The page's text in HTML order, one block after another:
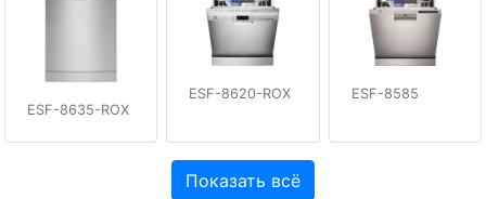
ESF-8635-ROX
ESF-8620-ROX ESF-8585
Показать всё